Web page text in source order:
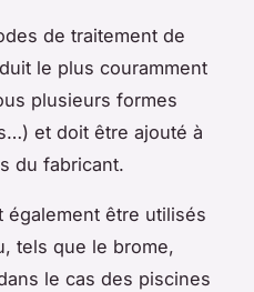
de traitement de
le plus couramment
plusieurs formes
et doit être ajouté à
du fabricant.
également être utilisés
tels que le brome,
le cas des piscines